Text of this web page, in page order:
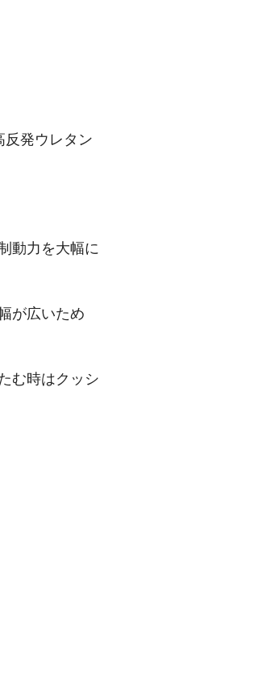
発ウレタン
動力を大幅に
が広いため
む時はクッシ